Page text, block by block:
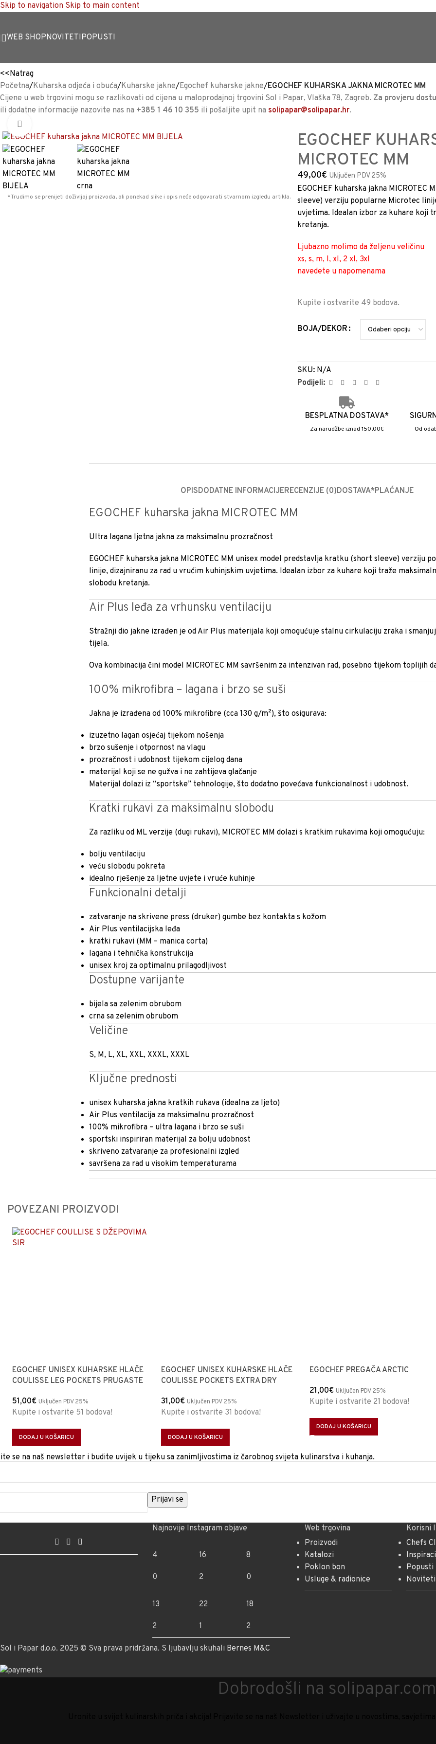
Skip to navigation Skip to main content
WEB SHOPNOVITETIPOPUSTI
<<Natrag
Početna/Kuharska odjeća i obuća/Kuharske jakne/Egochef kuharske jakne/EGOCHEF KUHARSKA JAKNA MICROTEC MM
Cijene u web trgovini mogu se razlikovati od cijena u maloprodajnoj trgovini Sol i Papar, Vlaška 78, Zagreb. Za provjeru
ili dodatne informacije nazovite nas na +385 1 46 10 355 ili pošaljite upit na solipapar@solipapar.hr.
*Trudimo se prenijeti doživljaj proizvoda, ali ponekad slike i opis neće odgovarati stvarnom izgledu artikla.
EGOCHEF
MICROTEC MM
49,00€ Uključen PDV 25%
EGOCHEF kuharska jakna
sleeve) verziju popularne Microtec
uvjetima. Idealan izbor za kuhare koji
kretanja.
Ljubazno molimo da željenu veličinu
xs, s, m, l, xl, 2 xl, 3xl
navedete u napomenama
Kupite i ostvarite 49 bodova.
BOJA/DEKOR
SKU: N/A
Podijeli:
BESPLATNA DOSTAVA*
Za narudžbe iznad 150,00€ Od
OPISDODATNE INFORMACIJERECENZIJE (0)DOSTAVA*PLAĆANJE
EGOCHEF kuharska jakna MICROTEC MM
Ultra lagana ljetna jakna za maksimalnu prozračnost
EGOCHEF kuharska jakna MICROTEC MM unisex model predstavlja kratku (short sleeve) verziju
linije, dizajniranu za rad u vrućim kuhinjskim uvjetima. Idealan izbor za kuhare koji traže
slobodu kretanja.
Air Plus leđa za vrhunsku ventilaciju
Stražnji dio jakne izrađen je od Air Plus materijala koji omogućuje stalnu cirkulaciju zraka i
tijela.
Ova kombinacija čini model MICROTEC MM savršenim za intenzivan rad, posebno tijekom toplijih
100% mikrofibra – lagana i brzo se suši
Jakna je izrađena od 100% mikrofibre (cca 130 g/m²), što osigurava:
izuzetno lagan osjećaj tijekom nošenja
brzo sušenje i otpornost na vlagu
prozračnost i udobnost tijekom cijelog dana
materijal koji se ne gužva i ne zahtijeva glačanje
Materijal dolazi iz “sportske” tehnologije, što dodatno povećava funkcionalnost i udobnost.
Kratki rukavi za maksimalnu slobodu
Za razliku od ML verzije (dugi rukavi), MICROTEC MM dolazi s kratkim rukavima koji omogućuju:
bolju ventilaciju
veću slobodu pokreta
idealno rješenje za ljetne uvjete i vruće kuhinje
Funkcionalni detalji
zatvaranje na skrivene press (druker) gumbe bez kontakta s kožom
Air Plus ventilacijska leđa
kratki rukavi (MM – manica corta)
lagana i tehnička konstrukcija
unisex kroj za optimalnu prilagodljivost
Dostupne varijante
bijela sa zelenim obrubom
crna sa zelenim obrubom
Veličine
S, M, L, XL, XXL, XXXL, XXXL
Ključne prednosti
unisex kuharska jakna kratkih rukava (idealna za ljeto)
Air Plus ventilacija za maksimalnu prozračnost
100% mikrofibra – ultra lagana i brzo se suši
sportski inspiriran materijal za bolju udobnost
skriveno zatvaranje za profesionalni izgled
savršena za rad u visokim temperaturama
POVEZANI PROIZVODI
EGOCHEF UNISEX KUHARSKE HLAČE
COULISSE LEG POCKETS PRUGASTE
51,00€ Uključen PDV 25%
Kupite i ostvarite 51 bodova!
DODAJ U KOŠARICU
EGOCHEF UNISEX KUHARSKE HLAČE
COULISSE POCKETS EXTRA DRY
31,00€ Uključen PDV 25%
Kupite i ostvarite 31 bodova!
DODAJ U KOŠARICU
EGOCHEF PREGAČA ARCTIC
21,00€ Uključen PDV 25%
Kupite i ostvarite 21 bodova!
DODAJ U KOŠARICU
se na naš newsletter i budite uvijek u tijeku sa zanimljivostima iz čarobnog svijeta kulinarstva i kuhanja.
Najnovije Instagram objave
4
0
16
2
8
0
13
2
22
1
18
2
Web trgovina
Proizvodi
Katalozi
Poklon bon
Usluge & radionice
Korisni
Chefs
Popusti
Noviteti
Sol i Papar d.o.o. 2025 © Sva prava pridržana. S ljubavlju skuhali Bernes M&C
Dobrodošli na solipapar.com